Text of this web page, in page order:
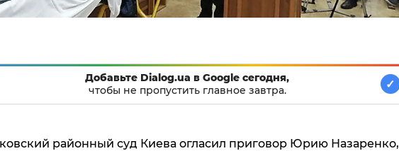
Добавьте Dialog.ua в Google сегодня,
чтобы не пропустить главное завтра.
✓
районный суд Киева огласил приговор Юрию Назаренко,